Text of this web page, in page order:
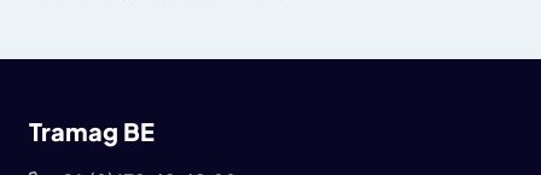
Tramag BE